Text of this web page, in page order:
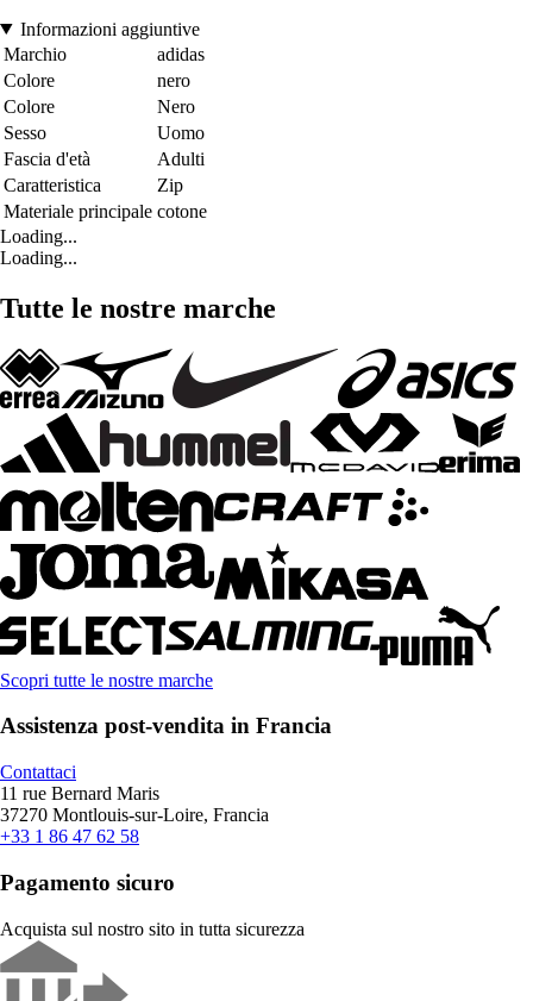
Informazioni aggiuntive
Marchio
adidas
Colore
nero
Colore
Nero
Sesso
Uomo
Fascia d'età
Adulti
Caratteristica
Zip
Materiale principale cotone
Loading...
Loading...
Tutte le nostre marche
Scopri tutte le nostre marche
Assistenza post-vendita in Francia
Contattaci
11 rue Bernard Maris
37270 Montlouis-sur-Loire, Francia
+33 1 86 47 62 58
Pagamento sicuro
Acquista sul nostro sito in tutta sicurezza